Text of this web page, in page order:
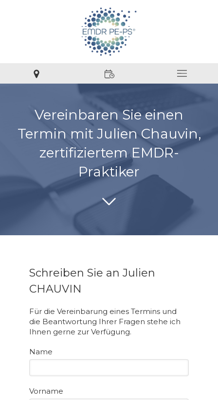
Vereinbaren Sie einen
Termin mit Julien Chauvin,
zertifiziertem EMDR-
Praktiker
Schreiben Sie an Julien
CHAUVIN
Für die Vereinbarung eines Termins und
die Beantwortung Ihrer Fragen stehe ich
Ihnen gerne zur Verfügung.
Name
Vorname